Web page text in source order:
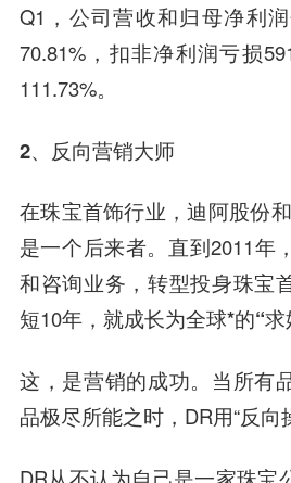
Q1，公司营收和归母净利
70.81%，扣非净利润亏损
111.73%。
2、反向营销大师
在珠宝首饰行业，迪阿股份
是一个后来者。直到2011年
和咨询业务，转型投身珠宝
短10年，就成长为全球*的“求
这，是营销的成功。当所有
品极尽所能之时，DR用“反向